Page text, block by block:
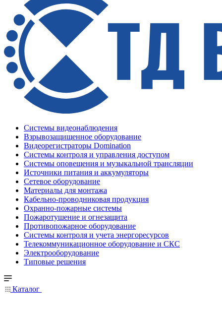
Системы видеонаблюдения
Взрывозащищенное оборудование
Видеорегистраторы Domination
Системы контроля и управления доступом
Системы оповещения и музыкальной трансляции
Источники питания и аккумуляторы
Сетевое оборудование
Материалы для монтажа
Кабельно-проводниковая продукция
Охранно-пожарные системы
Пожаротушение и огнезащита
Противопожарное оборудование
Системы контроля и учета энергоресурсов
Телекоммуникационное оборудование и СКС
Электрооборудование
Типовые решения
Каталог